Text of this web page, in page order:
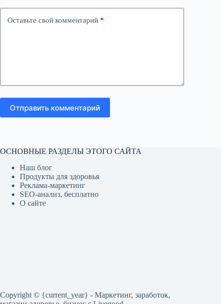
Оставьте свой комментарий *
Отправить комментарий
ОСНОВНЫЕ РАЗДЕЛЫ ЭТОГО САЙТА
Наш блог
Продукты для здоровья
Реклама-маркетинг
SEO-анализ, бесплатно
О сайте
Copyright © {current_year} - Маркетинг, заработок,